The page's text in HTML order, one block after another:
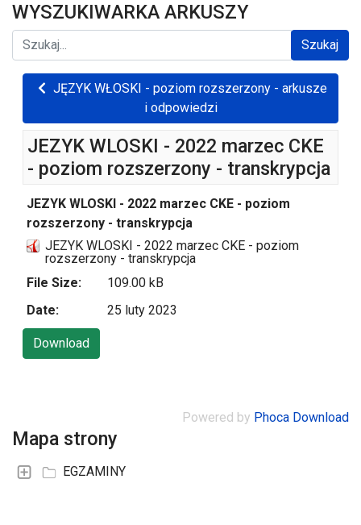
WYSZUKIWARKA ARKUSZY
Szukaj... Szukaj
JĘZYK WŁOSKI - poziom rozszerzony - arkusze
i odpowiedzi
JEZYK WLOSKI - 2022 marzec CKE
- poziom rozszerzony - transkrypcja
JEZYK WLOSKI - 2022 marzec CKE - poziom
rozszerzony - transkrypcja
JEZYK WLOSKI - 2022 marzec CKE - poziom
rozszerzony - transkrypcja
File Size:
109.00 kB
Date:
25 luty 2023
Powered by Phoca Download
Mapa strony
EGZAMINY